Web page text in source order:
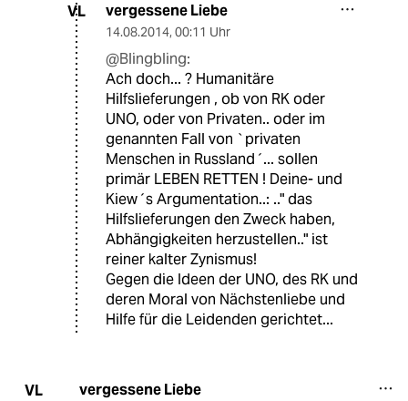
VL vergessene Liebe
14.08.2014, 00:11 Uhr
@Blingbling:
Ach doch... ? Humanitäre
Hilfslieferungen , ob von RK oder
UNO, oder von Privaten.. oder im
genannten Fall von `privaten
Menschen in Russland´... sollen
primär LEBEN RETTEN ! Deine- und
Kiew´s Argumentation..: .." das
Hilfslieferungen den Zweck haben,
Abhängigkeiten herzustellen.." ist
reiner kalter Zynismus!
Gegen die Ideen der UNO, des RK und
deren Moral von Nächstenliebe und
Hilfe für die Leidenden gerichtet...
VL vergessene Liebe